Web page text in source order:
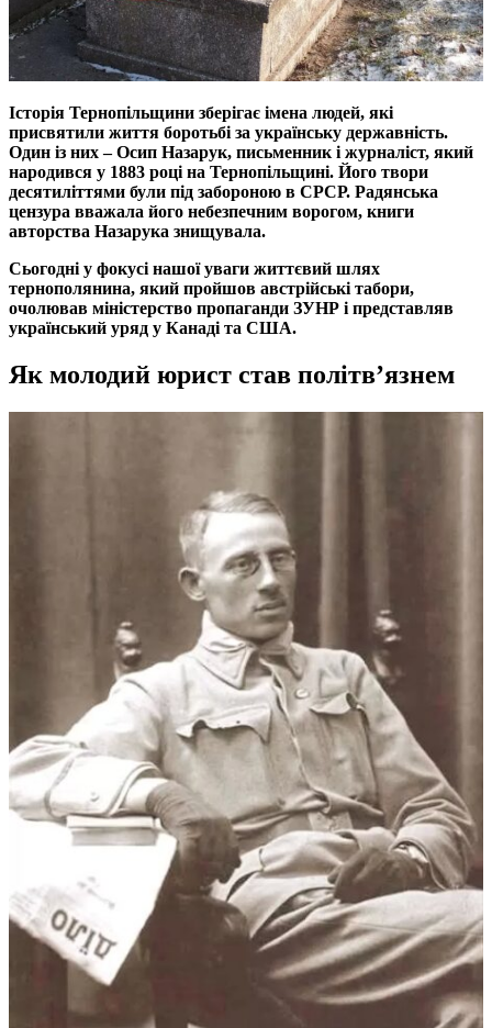
Історія Тернопільщини зберігає імена людей, які
присвятили життя боротьбі за українську державність.
Один із них – Осип Назарук, письменник і журналіст, який
народився у 1883 році на Тернопільщині. Його твори
десятиліттями були під забороною в СРСР. Радянська
цензура вважала його небезпечним ворогом, книги
авторства Назарука знищувала.
Сьогодні у фокусі нашої уваги життєвий шлях
тернополянина, який пройшов австрійські табори,
очолював міністерство пропаганди ЗУНР і представляв
український уряд у Канаді та США.
Як молодий юрист став політв’язнем